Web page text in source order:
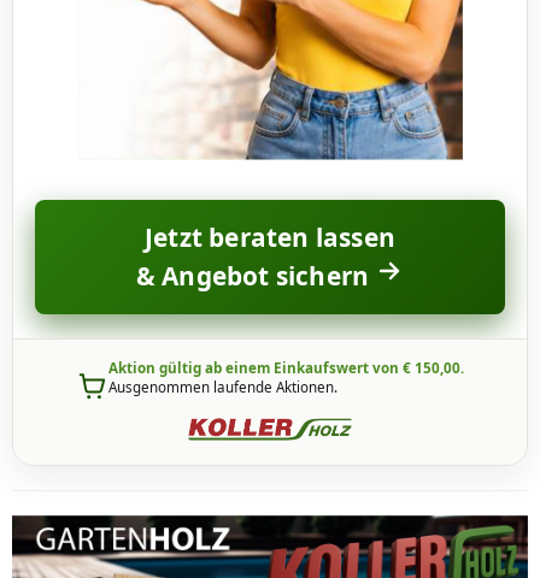
Jetzt beraten lassen
& Angebot sichern
Aktion gültig ab einem Einkaufswert von € 150,00.
Ausgenommen laufende Aktionen.